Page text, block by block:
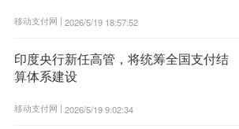
移动支付网 | 2026/5/19 18:57:52
印度央行新任高管，将统筹全国支付结
算体系建设
移动支付网 | 2026/5/19 9:02:34